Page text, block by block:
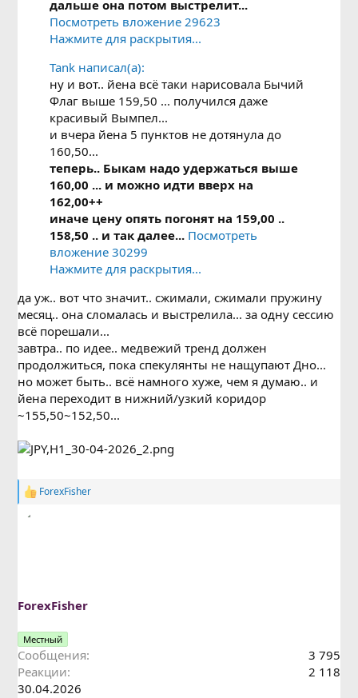
дальше она потом выстрелит...
Посмотреть вложение 29623
Нажмите для раскрытия...
Tank написал(а):
ну и вот.. йена всё таки нарисовала Бычий
Флаг выше 159,50 ... получился даже
красивый Вымпел...
и вчера йена 5 пунктов не дотянула до
160,50...
теперь.. Быкам надо удержаться выше
160,00 ... и можно идти вверх на
162,00++
иначе цену опять погонят на 159,00 ..
158,50 .. и так далее... Посмотреть
вложение 30299
Нажмите для раскрытия...
да уж.. вот что значит.. сжимали, сжимали пружину
месяц.. она сломалась и выстрелила... за одну сессию
всё порешали...
завтра.. по идее.. медвежий тренд должен
продолжиться, пока спекулянты не нащупают Дно...
но может быть.. всё намного хуже, чем я думаю.. и
йена переходит в нижний/узкий коридор
~155,50~152,50...
Р
ForexFisher
ForexFisher
Местный
Сообщения
3 795
Реакции
2 118
30.04.2026